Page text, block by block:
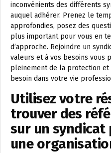
inconvénients des différents
auquel adhérer. Prenez le
approfondies, posez des
plus important pour vous en
d’approche. Rejoindre un
valeurs et à vos besoins vous
pleinement de la protection et
besoin dans votre vie
Utilisez votre
trouver des
sur un
une